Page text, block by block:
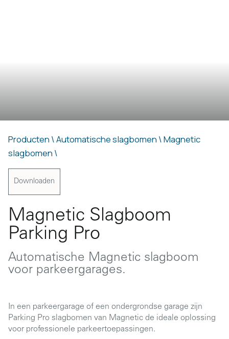
Producten \Automatische slagbomen \Magnetic
slagbomen \
Downloaden
Magnetic Slagboom
Parking Pro
Automatische Magnetic slagboom
voor parkeergarages.
In een parkeergarage of een ondergrondse garage zijn
Parking Pro slagbomen van Magnetic de ideale oplossing
voor professionele parkeertoepassingen.